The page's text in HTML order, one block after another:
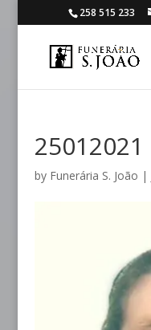
258 515 233
25012021
by Funerária S. João |